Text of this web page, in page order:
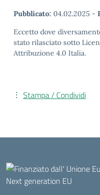
Pubblicato: 04.02.2025 -
Eccetto dove
stato rilasciato sotto
Attribuzione 4.0 Italia.
Stampa / Condividi